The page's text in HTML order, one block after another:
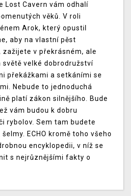
Lost Cavern vám odhalí
věků. V roli
Arok, který opustil
aby na vlastní pěst
zažijete v překrásném, ale
velké dobrodružství
překážkami a setkáními se
Nebude to jednoduchá
platí zákon silnějšího. Bude
vám budou k dobru
rybolov. Sem tam budete
ECHO kromě toho všeho
encyklopedii, v níž se
s nejrůznějšími fakty o